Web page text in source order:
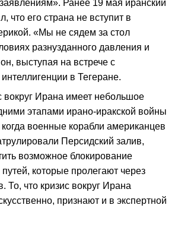
Ранее 19 мая иранский
что его страна не вступит в
«Мы не сядем за стол
разнузданного давления и
выступая на встрече с
в Тегеране.
Ирана имеет небольшое
этапами ирано-иракской войны
военные корабли американцев
Персидский залив,
возможное блокирование
которые пролегают через
То, что кризис вокруг Ирана
признают и в экспертной